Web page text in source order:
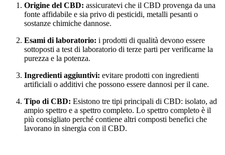
Origine del CBD: assicuratevi che il CBD provenga da una
fonte affidabile e sia privo di pesticidi, metalli pesanti o
sostanze chimiche dannose.
Esami di laboratorio: i prodotti di qualità devono essere
sottoposti a test di laboratorio di terze parti per verificarne la
purezza e la potenza.
Ingredienti aggiuntivi: evitare prodotti con ingredienti
artificiali o additivi che possono essere dannosi per il cane.
Tipo di CBD: Esistono tre tipi principali di CBD: isolato, ad
ampio spettro e a spettro completo. Lo spettro completo è il
più consigliato perché contiene altri composti benefici che
lavorano in sinergia con il CBD.